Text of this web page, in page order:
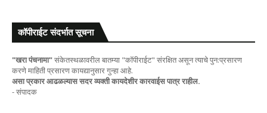
कॉपीराईट संदर्भात सूचना
"खरा पंचनामा"संकेतस्थळावरील बातम्या "कॉपीराईट" संरक्षित असून त्याचे पुन:प्रसारण
करणे माहिती प्रसारण कायद्यानुसार गुन्हा आहे.
असा प्रकार आढळल्यास सदर व्यक्ती कायदेशीर कारवाईस पात्र राहील.
- संपादक